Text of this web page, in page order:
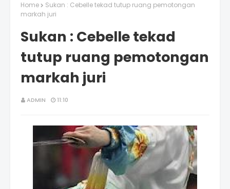
Home
Sukan : Cebelle tekad tutup ruang pemotongan
markah juri
Sukan : Cebelle tekad
tutup ruang pemotongan
markah juri
ADMIN 11:10